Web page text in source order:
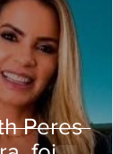
Peres